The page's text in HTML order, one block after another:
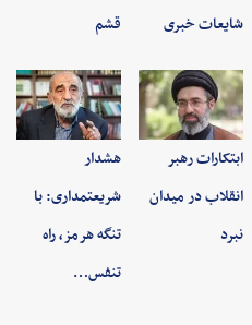
شایعات خبری
قشم
ابتکارات رهبر
انقلاب در میدان
نبرد
هشدار
شریعتمداری: با
تنگه هرمز، راه
تنفس…